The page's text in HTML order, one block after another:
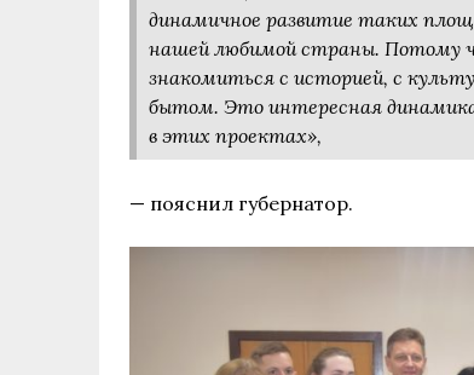
динамичное развитие таких
нашей любимой страны. Потому
знакомиться с историей, с
бытом. Это интересная
в этих проектах»,
— пояснил губернатор.